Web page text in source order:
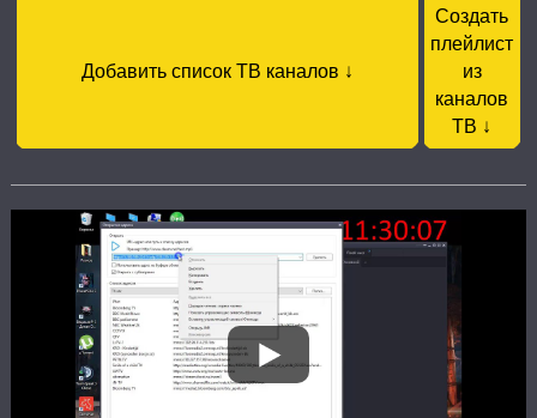
Добавить список ТВ каналов ↓
Создать
плейлист
из
каналов
ТВ ↓